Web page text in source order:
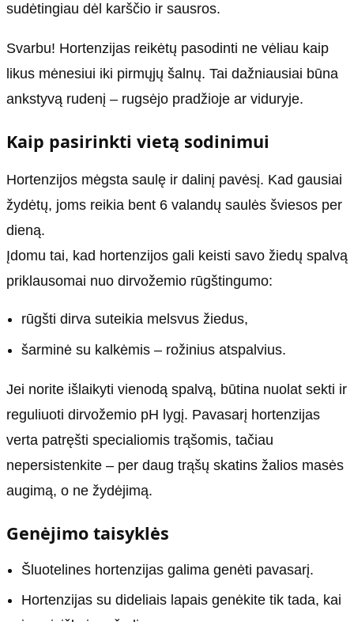
sudėtingiau dėl karščio ir sausros.
Svarbu! Hortenzijas reikėtų pasodinti ne vėliau kaip
likus mėnesiui iki pirmųjų šalnų. Tai dažniausiai būna
ankstyvą rudenį – rugsėjo pradžioje ar viduryje.
Kaip pasirinkti vietą sodinimui
Hortenzijos mėgsta saulę ir dalinį pavėsį. Kad gausiai
žydėtų, joms reikia bent 6 valandų saulės šviesos per
dieną.
Įdomu tai, kad hortenzijos gali keisti savo žiedų spalvą
priklausomai nuo dirvožemio rūgštingumo:
rūgšti dirva suteikia melsvus žiedus,
šarminė su kalkėmis – rožinius atspalvius.
Jei norite išlaikyti vienodą spalvą, būtina nuolat sekti ir
reguliuoti dirvožemio pH lygį. Pavasarį hortenzijas
verta patręšti specialiomis trąšomis, tačiau
nepersistenkite – per daug trąšų skatins žalios masės
augimą, o ne žydėjimą.
Genėjimo taisyklės
Šluotelines hortenzijas galima genėti pavasarį.
Hortenzijas su dideliais lapais genėkite tik tada, kai